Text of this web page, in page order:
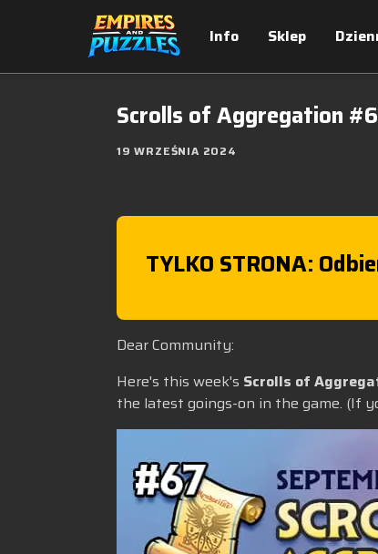
Info Sklep
Scrolls of Aggregation
19 WRZEŚNIA 2024
TYLKO STRONA:
Dear Community:
Here's this week's Scrolls of
the latest goings-on in the game. (If